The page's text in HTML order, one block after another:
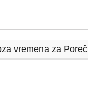
vremena za Poreč